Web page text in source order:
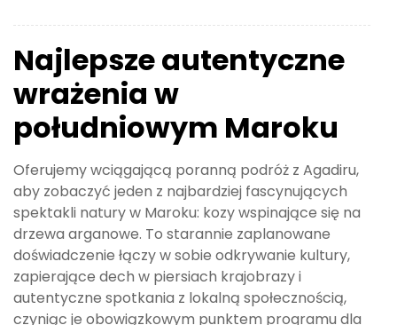
Najlepsze autentyczne
wrażenia w
południowym Maroku
Oferujemy wciągającą poranną podróż z Agadiru,
aby zobaczyć jeden z najbardziej fascynujących
spektakli natury w Maroku: kozy wspinające się na
drzewa arganowe. To starannie zaplanowane
doświadczenie łączy w sobie odkrywanie kultury,
zapierające dech w piersiach krajobrazy i
autentyczne spotkania z lokalną społecznością,
czyniąc je obowiązkowym punktem programu dla